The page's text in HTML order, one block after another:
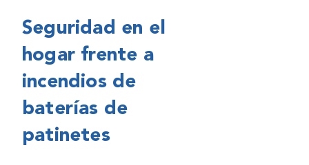
Seguridad en el
hogar frente a
incendios de
baterías de
patinetes